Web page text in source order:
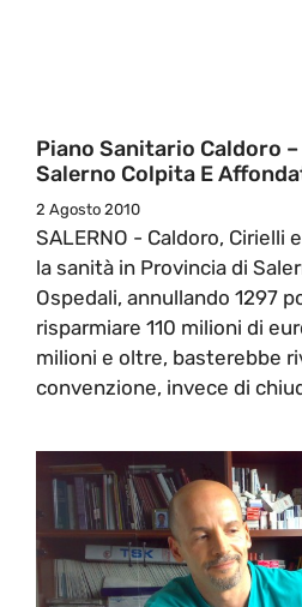
Piano Sanitario Caldoro
Salerno Colpita E
2 Agosto 2010
SALERNO - Caldoro, Cirielli
la sanità in Provincia di
Ospedali, annullando 1297
risparmiare 110 milioni di
milioni e oltre, basterebbe
convenzione, invece di